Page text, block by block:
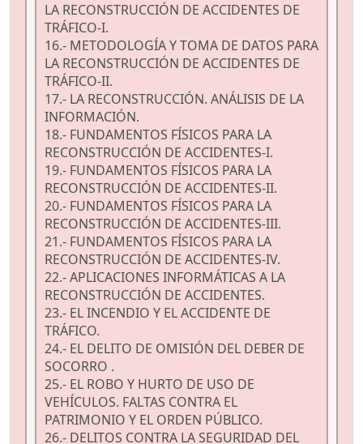
LA RECONSTRUCCIÓN DE ACCIDENTES DE
TRÁFICO-I.
16.- METODOLOGÍA Y TOMA DE DATOS PARA
LA RECONSTRUCCIÓN DE ACCIDENTES DE
TRÁFICO-II.
17.- LA RECONSTRUCCIÓN. ANÁLISIS DE LA
INFORMACIÓN.
18.- FUNDAMENTOS FÍSICOS PARA LA
RECONSTRUCCIÓN DE ACCIDENTES-I.
19.- FUNDAMENTOS FÍSICOS PARA LA
RECONSTRUCCIÓN DE ACCIDENTES-II.
20.- FUNDAMENTOS FÍSICOS PARA LA
RECONSTRUCCIÓN DE ACCIDENTES-III.
21.- FUNDAMENTOS FÍSICOS PARA LA
RECONSTRUCCIÓN DE ACCIDENTES-IV.
22.- APLICACIONES INFORMÁTICAS A LA
RECONSTRUCCIÓN DE ACCIDENTES.
23.- EL INCENDIO Y EL ACCIDENTE DE
TRÁFICO.
24.- EL DELITO DE OMISIÓN DEL DEBER DE
SOCORRO .
25.- EL ROBO Y HURTO DE USO DE
VEHÍCULOS. FALTAS CONTRA EL
PATRIMONIO Y EL ORDEN PÚBLICO.
26.- DELITOS CONTRA LA SEGURIDAD DEL